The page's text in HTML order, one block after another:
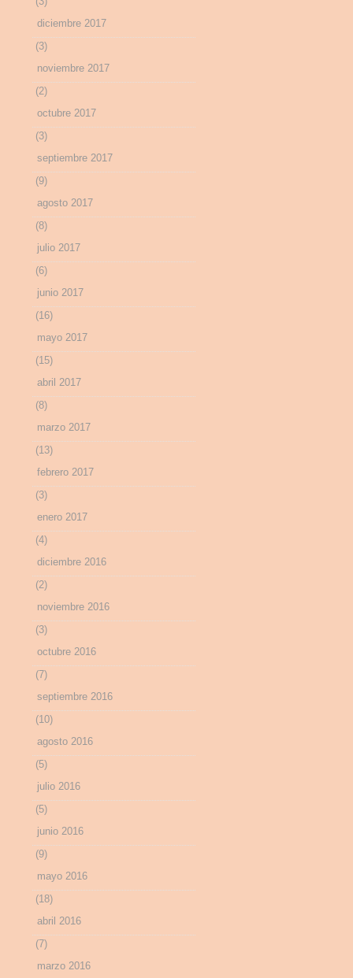
diciembre 2017
(3)
noviembre 2017
(2)
octubre 2017
(3)
septiembre 2017
(9)
agosto 2017
(8)
julio 2017
(6)
junio 2017
(16)
mayo 2017
(15)
abril 2017
(8)
marzo 2017
(13)
febrero 2017
(3)
enero 2017
(4)
diciembre 2016
(2)
noviembre 2016
(3)
octubre 2016
(7)
septiembre 2016
(10)
agosto 2016
(5)
julio 2016
(5)
junio 2016
(9)
mayo 2016
(18)
abril 2016
(7)
marzo 2016